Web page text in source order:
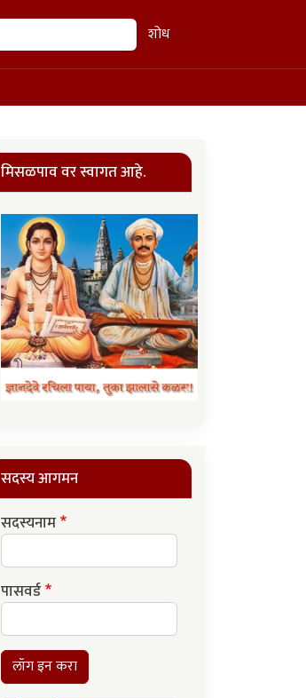
शोध
मिसळपाव वर स्वागत आहे.
सदस्य आगमन
सदस्यनाम
पासवर्ड
लॉग इन करा